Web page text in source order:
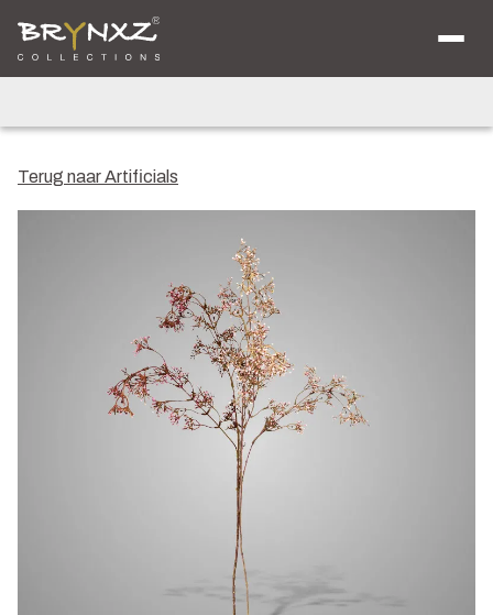
Over ons
Catalogus
Collecties
Ancient Clay
Verkooplocaties
Shop voor Retailers
Terug naar Artificials